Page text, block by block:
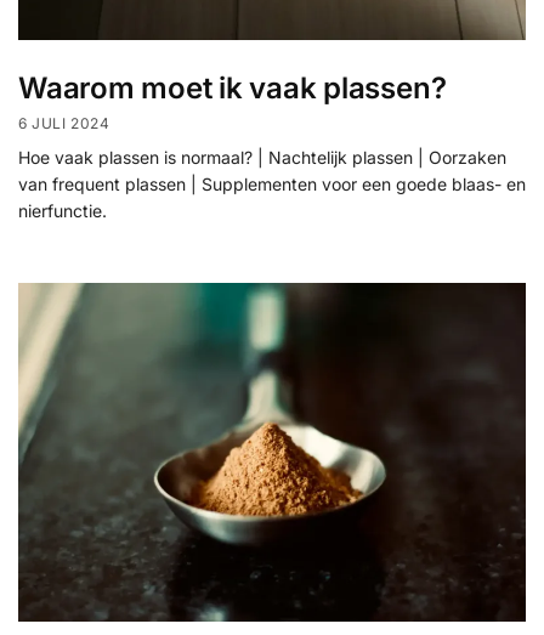
Waarom moet ik vaak plassen?
6 JULI 2024
Hoe vaak plassen is normaal? | Nachtelijk plassen | Oorzaken
van frequent plassen | Supplementen voor een goede blaas- en
nierfunctie.